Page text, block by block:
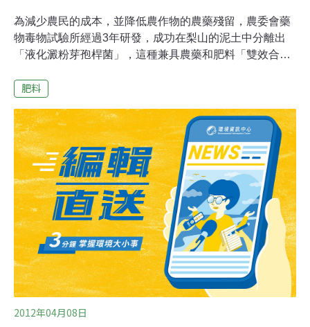
為減少農民的成本，並降低農作物的農藥殘留，農委會藥
物毒物試驗所經過3年研發，成功在梨山的泥土中分離出
「液化澱粉芽孢桿菌」，這種兼具農藥和肥料「雙效合
對台灣環境的傷害。農藥和肥料是農民支出的主要成本，
因此，如何讓農藥能兼做肥料，一直是農委會長久以來想
要克服的問題。農委會藥物毒物試驗所經過3年的試驗研
究，成功在梨山的泥土中分離出「液化澱粉芽孢桿菌」，
這種兼具農藥和肥料、「雙效合一」的生物製劑，解決了
傳統農藥只能防治病害，或是肥料只會促進作物生長的問
題。農委會的實驗也發現，在農藥效果上，這種生物製劑
可以預防草莓的灰黴病；做為肥料，則可促進小白菜的生
長，對於芒果在運送過程中最怕的炭疽病，也可以有效減
少。毒試所所長費雯綺說：「(原音)不只有肥料的功效，
也有農藥的功效，所以是雙效合一，對於農民生產時，成
肥料
2012年04月08日